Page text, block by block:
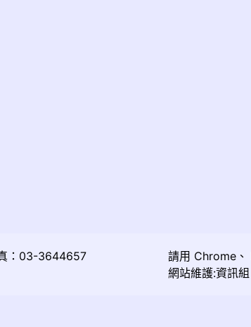
：03-3644657 請用 Chrome 、
網站維護:資訊組